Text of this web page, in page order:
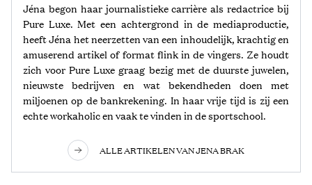
Jéna begon haar journalistieke carrière als redactrice bij
Pure Luxe. Met een achtergrond in de mediaproductie,
heeft Jéna het neerzetten van een inhoudelijk, krachtig en
amuserend artikel of format flink in de vingers. Ze houdt
zich voor Pure Luxe graag bezig met de duurste juwelen,
nieuwste bedrijven en wat bekendheden doen met
miljoenen op de bankrekening. In haar vrije tijd is zij een
echte workaholic en vaak te vinden in de sportschool.
ALLE ARTIKELEN VAN JENA BRAK